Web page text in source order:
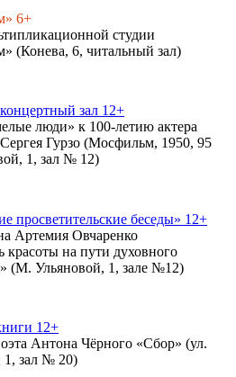
6+
студии
(Конева, 6, читальный зал)
зал 12+
люди» к 100-летию актера
Гурзо (Мосфильм, 1950, 95
1, зал № 12)
просветительские беседы» 12+
Артемия Овчаренко
красоты на пути духовного
(М. Ульяновой, 1, зале №12)
12+
Антона Чёрного «Сбор» (ул.
зал № 20)